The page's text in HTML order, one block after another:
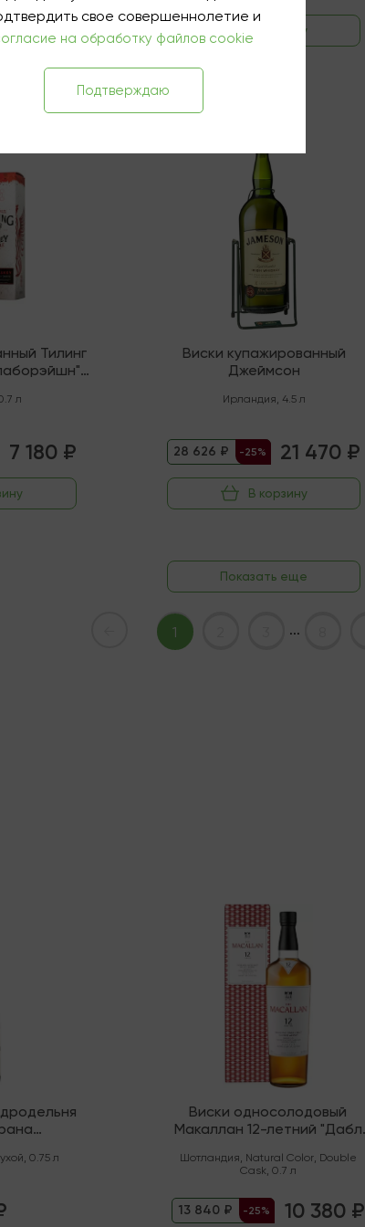
В корзину
Тилинг
л
7 180 ₽
Виски купажированный
Джеймсон
Ирландия, 4.5 л
28 626 ₽ -25% 21 470 ₽
В корзину
Показать еще
1 ...
, 0.75 л
Виски односолодовый
Макаллан 12-летний "Дабл
Шотландия, Natural Color, Double
Cask, 0.7 л
13 840 ₽ -25% 10 380 ₽
свое совершеннолетие и
на обработку файлов cookie
Подтверждаю